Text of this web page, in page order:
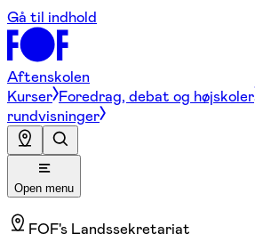
Gå til indhold
Aftenskolen
Kurser Foredrag, debat og højskoler
rundvisninger
Open menu
FOF's Landssekretariat